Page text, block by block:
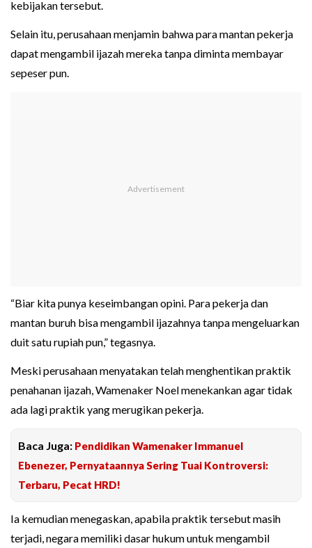
kebijakan tersebut.
Selain itu, perusahaan menjamin bahwa para mantan pekerja
dapat mengambil ijazah mereka tanpa diminta membayar
sepeser pun.
“Biar kita punya keseimbangan opini. Para pekerja dan
mantan buruh bisa mengambil ijazahnya tanpa mengeluarkan
duit satu rupiah pun,” tegasnya.
Meski perusahaan menyatakan telah menghentikan praktik
penahanan ijazah, Wamenaker Noel menekankan agar tidak
ada lagi praktik yang merugikan pekerja.
Baca Juga: Pendidikan Wamenaker Immanuel
Ebenezer, Pernyataannya Sering Tuai Kontroversi:
Terbaru, Pecat HRD!
Ia kemudian menegaskan, apabila praktik tersebut masih
terjadi, negara memiliki dasar hukum untuk mengambil